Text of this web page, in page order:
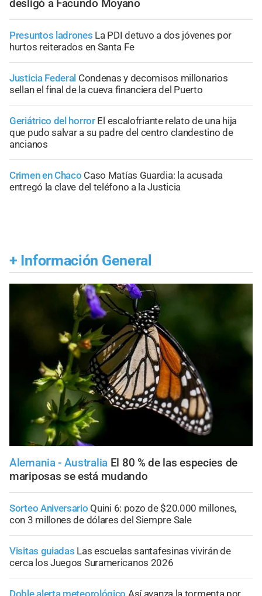
desligó a Facundo Moyano
Presuntos ladrones La PDI detuvo a dos jóvenes por
hurtos reiterados en Santa Fe
Justicia Federal Condenas y decomisos millonarios
sellan el final de la cueva financiera del Puerto
Geriátrico del horror El escalofriante relato de una hija
que pudo salvar a su padre del centro clandestino de
ancianos
Crimen en Chaco Caso Matías Guardia: la acusada
entregó la clave del teléfono a la Justicia
+ Información General
Alemania - Australia El 80 % de las especies de
mariposas se está mudando
Sorteo Aniversario Quini 6: pozo de $20.000 millones,
con 3 millones de dólares del Siempre Sale
Visitas guiadas Las escuelas santafesinas vivirán de
cerca los Juegos Suramericanos 2026